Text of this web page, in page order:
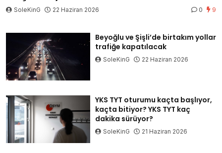
SoleKinG 22 Haziran 2026 0 9
Beyoğlu ve Şişli’de birtakım yollar
trafiğe kapatılacak
SoleKinG 22 Haziran 2026
YKS TYT oturumu kaçta başlıyor,
kaçta bitiyor? YKS TYT kaç
dakika sürüyor?
SoleKinG 21 Haziran 2026